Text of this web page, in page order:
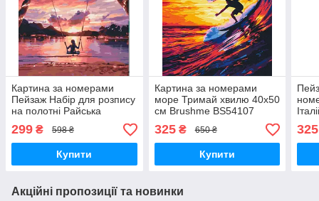
Картина за номерами
Пейзаж Набір для розпису
на полотні Райська
насолода Живопис по
номерам 40x50 Brushme
BS29710
299 ₴ 598 ₴
Купити
Картина за номерами
море Тримай хвилю 40х50
см Brushme BS54107
325₴ 650 ₴
Купити
325
Акційні пропозиції та новинки